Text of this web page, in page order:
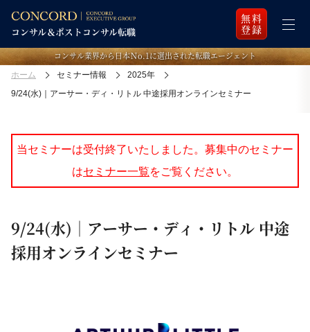
無料
登録
コンサル業界から日本Ｎo.1に選出された転職エージェント
ホーム セミナー情報
2025年
9/24(水)｜アーサー・ディ・リトル 中途採用オンラインセミナー
当セミナーは受付終了いたしました。募集中のセミナー
はセミナー一覧をご覧ください。
9/24(水)｜アーサー・ディ・リトル 中途
採用オンラインセミナー